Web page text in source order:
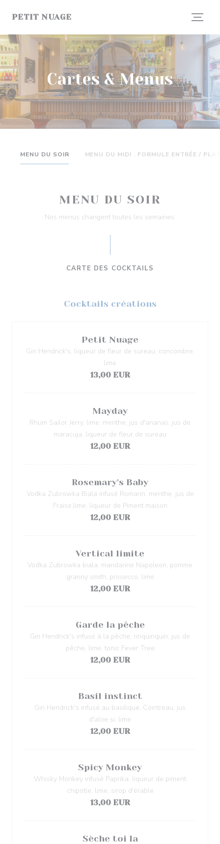
PETIT NUAGE
Cartes & Menus
MENU DU SOIR MENU DU MIDI . FORMULE ENTRÉE /
MENU DU SOIR
Nos menus changent toutes les semaines.
CARTE DES COCKTAILS
Cocktails créations
Petit Nuage
Gin Hendrick's, liqueur de fleur de sureau, concombre,
lime
13,00 EUR
Mayday
Rhum Sailor Jerry, lime, menthe, jus d'ananas, jus de
maracuja, liqueur de fleur de sureau
12,00 EUR
Rosemary's Baby
Vodka Zubrowka Biala infusé Romarin, menthe, jus de
Fraise,lime, liqueur de Piment maison
12,00 EUR
Vertical limite
Vodka Zubrowka biala, mandarine Napoleon, pomme
granny smith, prosecco, lime
12,00 EUR
Garde la pêche
Gin Hendrick's infusé à la pêche, rinquinquin, jus de
pêche, lime, tonic Fever Tree
12,00 EUR
Basil instinct
Gin Hendrick's infusé au basilique, Cointreau, jus
d'aloe si, lime
12,00 EUR
Spicy Monkey
Whisky Monkey infusé Paprika, liqueur de piment
chipotle, lime, sirop d'érable
13,00 EUR
Sèche toi la